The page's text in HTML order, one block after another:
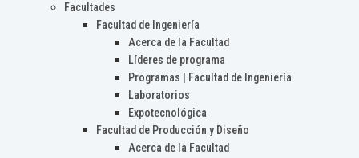
Facultades
Facultad de Ingeniería
Acerca de la Facultad
Líderes de programa
Programas | Facultad de Ingeniería
Laboratorios
Expotecnológica
Facultad de Producción y Diseño
Acerca de la Facultad